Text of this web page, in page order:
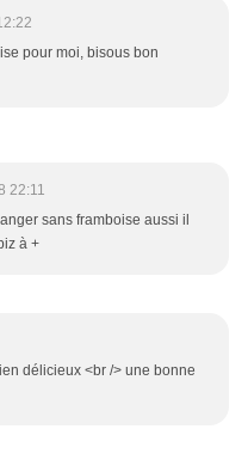
pour moi, bisous bon
22:11
sans framboise aussi il
à +
délicieux <br /> une bonne